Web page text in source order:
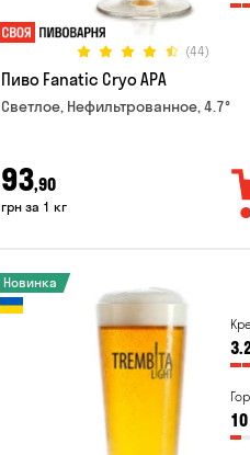
(44)
Пиво Fanatic Cryo APA
Светлое, Нефильтрованное, 4.7°
93,90
грн за 1 кг
10
Новинка